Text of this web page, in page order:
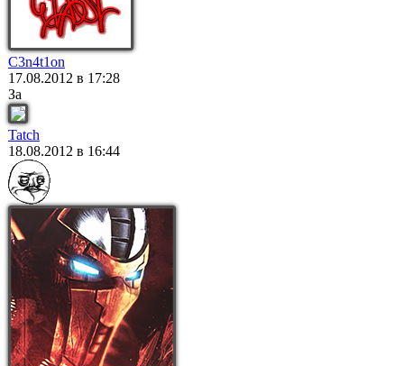
C3n4t1on
17.08.2012 в 17:28
За
Tatch
18.08.2012 в 16:44